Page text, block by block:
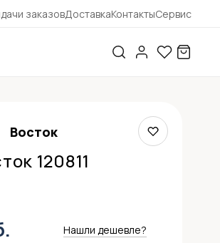
заказовДоставкаКонтактыСервис
Восток
120811
Нашли дешевле?